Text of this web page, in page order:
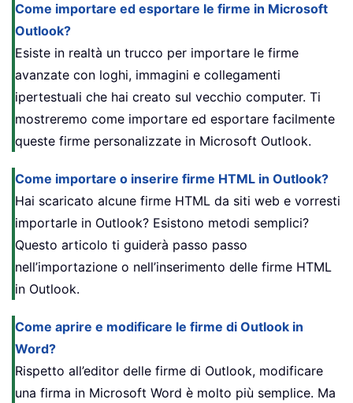
Come importare ed esportare le firme in Microsoft
Outlook?
Esiste in realtà un trucco per importare le firme
avanzate con loghi, immagini e collegamenti
ipertestuali che hai creato sul vecchio computer. Ti
mostreremo come importare ed esportare facilmente
queste firme personalizzate in Microsoft Outlook.
Come importare o inserire firme HTML in Outlook?
Hai scaricato alcune firme HTML da siti web e vorresti
importarle in Outlook? Esistono metodi semplici?
Questo articolo ti guiderà passo passo
nell’importazione o nell’inserimento delle firme HTML
in Outlook.
Come aprire e modificare le firme di Outlook in
Word?
Rispetto all’editor delle firme di Outlook, modificare
una firma in Microsoft Word è molto più semplice. Ma